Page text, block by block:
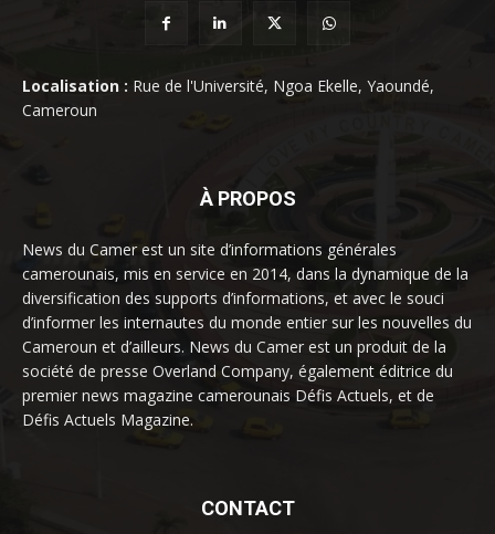
Localisation : Rue de l'Université, Ngoa Ekelle, Yaoundé,
Cameroun
À PROPOS
News du Camer est un site d’informations générales
camerounais, mis en service en 2014, dans la dynamique de la
diversification des supports d’informations, et avec le souci
d’informer les internautes du monde entier sur les nouvelles du
Cameroun et d’ailleurs. News du Camer est un produit de la
société de presse Overland Company, également éditrice du
premier news magazine camerounais Défis Actuels, et de
Défis Actuels Magazine.
CONTACT